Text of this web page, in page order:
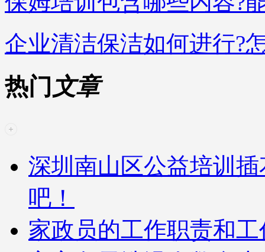
企业清洁保洁如何进行?
热门 文章
深圳南山区公益培训
吧！
家政员的工作职责和